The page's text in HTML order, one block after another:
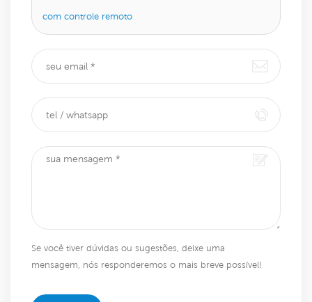
com controle remoto
Se você tiver dúvidas ou sugestões, deixe uma
mensagem, nós responderemos o mais breve possível!